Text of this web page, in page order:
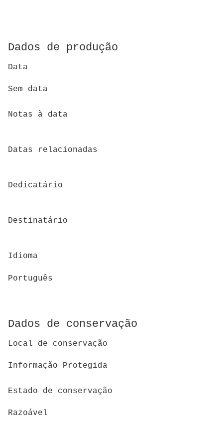
Dados de produção
Data
Sem data
Notas à data
Datas relacionadas
Dedicatário
Destinatário
Idioma
Português
Dados de conservação
Local de conservação
Informação Protegida
Estado de conservação
Razoável